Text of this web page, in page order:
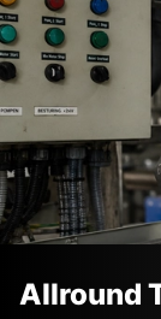
Allround